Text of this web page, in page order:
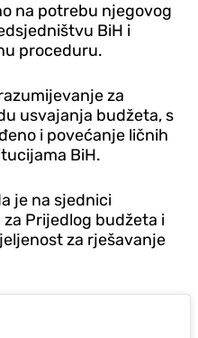
na potrebu njegovog
BiH i
proceduru.
za
usvajanja budžeta, s
i povećanje ličnih
BiH.
je na sjednici
Prijedlog budžeta i
za rješavanje